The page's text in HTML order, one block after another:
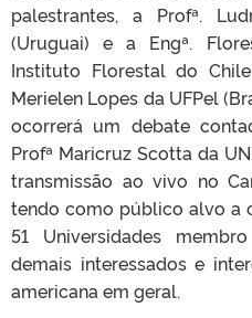
palestrantes, a Profª.
(Uruguai) e a Engª.
Instituto Florestal do
Merielen Lopes da UFPel
ocorrerá um debate
Profª Maricruz Scotta da
transmissão ao vivo no
tendo como público alvo a
51 Universidades
demais interessados e
americana em geral.